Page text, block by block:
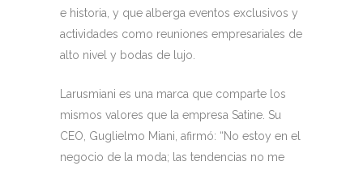
e historia, y que alberga eventos exclusivos y
actividades como reuniones empresariales de
alto nivel y bodas de lujo.
Larusmiani es una marca que comparte los
mismos valores que la empresa Satine. Su
CEO, Guglielmo Miani, afirmó: “No estoy en el
negocio de la moda; las tendencias no me